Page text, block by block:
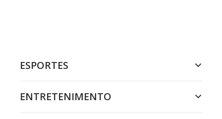
ESPORTES
ENTRETENIMENTO